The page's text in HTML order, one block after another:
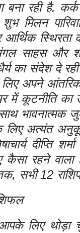
बना रही है.
स्थिरता
साहस और
धैर्य का संदेश दे
अपने आंतरिक
में कूटनीति का
भावनात्मक
लिए अत्यंत
दीप्ति
कैसा रहने
सभी 12
लिए थोड़ा